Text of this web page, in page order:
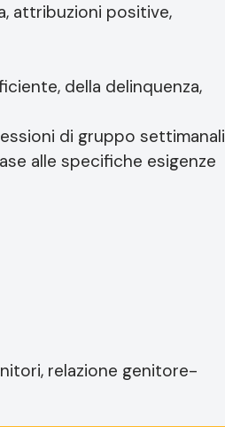
attribuzioni positive,
della delinquenza,
di gruppo settimanali
alle specifiche esigenze
relazione genitore-